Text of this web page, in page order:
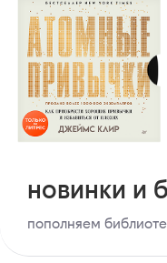
новинки и
пополняем